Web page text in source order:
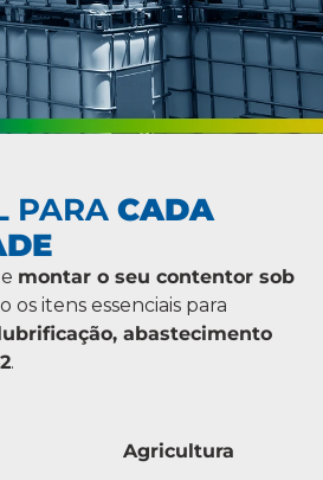
PARA CADA
montar o seu contentor sob
os itens essenciais para
abastecimento
.
Agricultura